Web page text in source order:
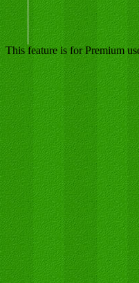
This feature is for Premium